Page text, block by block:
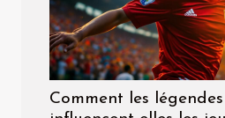
Comment les